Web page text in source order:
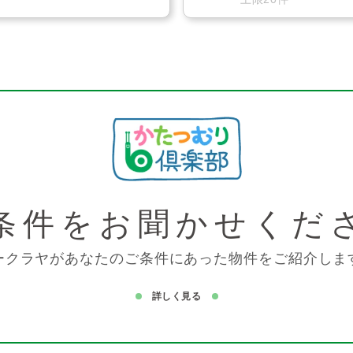
件を お聞かせくだ
クラヤがあなたのご条件にあった物件をご紹介しま
詳しく見る